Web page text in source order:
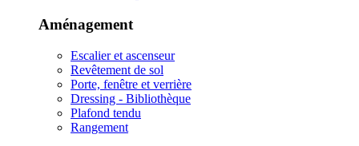
Aménagement
Escalier et ascenseur
Revêtement de sol
Porte, fenêtre et verrière
Dressing - Bibliothèque
Plafond tendu
Rangement